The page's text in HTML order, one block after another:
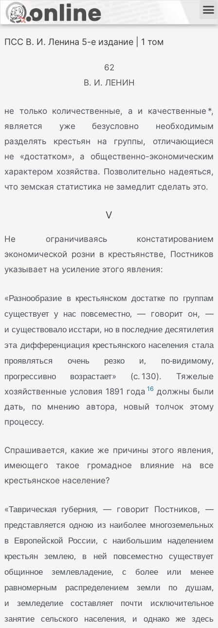
ПСС В. И. Ленина 5-е издание | 1 том
62
В. И. ЛЕНИН
не только количественные, а и качественные *,
является уже безусловно необходимым
разделять крестьян на группы, отличающиеся
не «достатком», а общественно-экономическим
характером хозяйства. Позволительно надеяться,
что земская статистика не замедлит сделать это.
V
Не ограничиваясь констатированием
экономической розни в крестьянстве, Постников
указывает на усиление этого явления:
«Разнообразие в крестьянском достатке по группам
существует у нас повсеместно, — говорит он, —
и существовало исстари, но в последние десятилетия
эта дифференциация крестьянского населения стала
проявляться очень резко и, по-видимому,
прогрессивно возрастает» (с. 130). Тяжелые
хозяйственные условия 1891 года 16 должны были
дать, по мнению автора, новый толчок этому
процессу.
Спрашивается, какие же причины этого явления,
имеющего такое громадное влияние на все
крестьянское население?
«Таврическая губерния, — говорит Постников, —
представляется одною из наиболее многоземельных
в Европейской России, с наибольшим наделением
крестьян землею, в ней повсеместно существует
общинное землевладение, с более или менее
равномерным распределением земли по душам,
и земледелие составляет почти исключительное
занятие сельского населения, и однако же здесь